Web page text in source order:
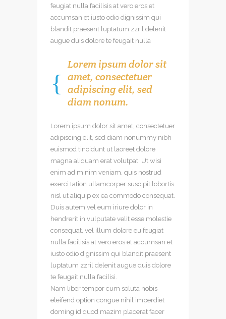
feugiat nulla facilisis at vero eros et
accumsan et iusto odio dignissim qui
blandit praesent luptatum zzril delenit
augue duis dolore te feugait nulla
Lorem ipsum dolor sit
amet, consectetuer
adipiscing elit, sed
diam nonum.
Lorem ipsum dolor sit amet, consectetuer
adipiscing elit, sed diam nonummy nibh
euismod tincidunt ut laoreet dolore
magna aliquam erat volutpat. Ut wisi
enim ad minim veniam, quis nostrud
exerci tation ullamcorper suscipit lobortis
nisl ut aliquip ex ea commodo consequat.
Duis autem vel eum iriure dolor in
hendrerit in vulputate velit esse molestie
consequat, vel illum dolore eu feugiat
nulla facilisis at vero eros et accumsan et
iusto odio dignissim qui blandit praesent
luptatum zzril delenit augue duis dolore
te feugait nulla facilisi.
Nam liber tempor cum soluta nobis
eleifend option congue nihil imperdiet
doming id quod mazim placerat facer